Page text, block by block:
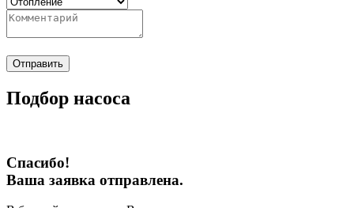
Отправить
Подбор насоса
Спасибо!
Ваша заявка отправлена.